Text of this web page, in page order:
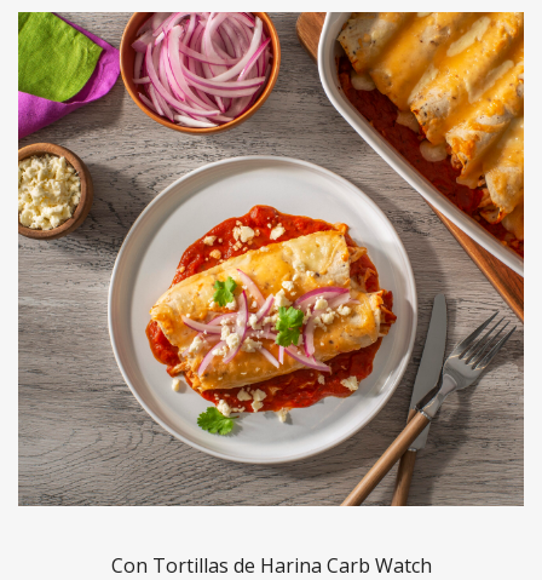
Con Tortillas de Harina Carb Watch